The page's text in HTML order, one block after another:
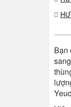
Bạn